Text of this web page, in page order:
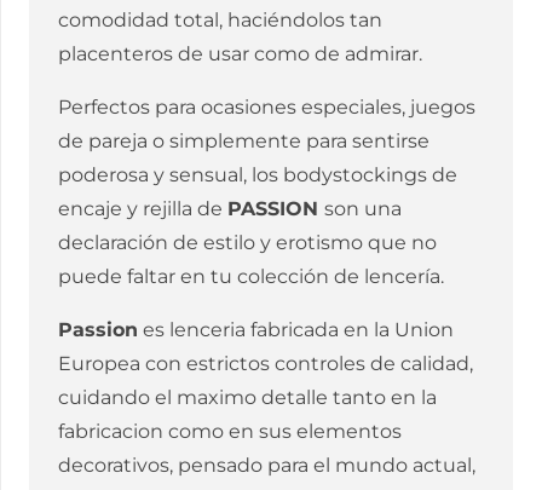
comodidad total, haciéndolos tan
placenteros de usar como de admirar.
Perfectos para ocasiones especiales, juegos
de pareja o simplemente para sentirse
poderosa y sensual, los bodystockings de
encaje y rejilla de PASSION son una
declaración de estilo y erotismo que no
puede faltar en tu colección de lencería.
Passion es lenceria fabricada en la Union
Europea con estrictos controles de calidad,
cuidando el maximo detalle tanto en la
fabricacion como en sus elementos
decorativos, pensado para el mundo actual,